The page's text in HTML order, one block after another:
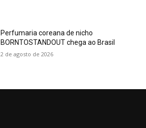
Perfumaria coreana de nicho
BORNTOSTANDOUT chega ao Brasil
2 de agosto de 2026